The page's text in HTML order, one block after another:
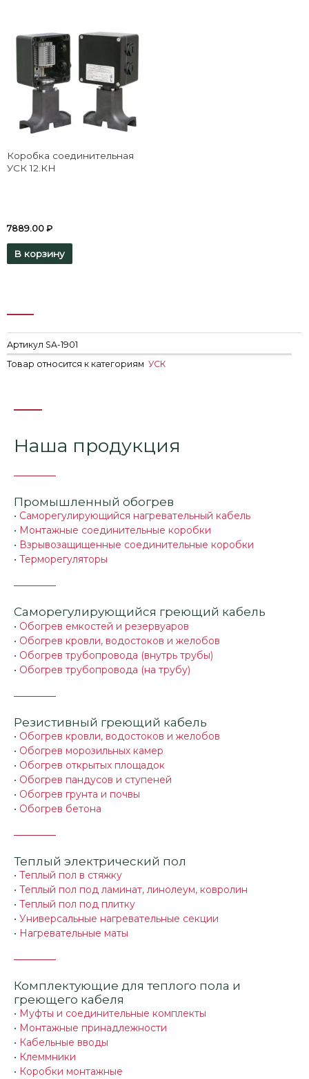
Коробка соединительная
УСК 12.КН
7889.00 ₽
В корзину
Артикул SA-1901
Товар относится к категориям УСК
Наша продукция
Промышленный обогрев
• Саморегулирующийся нагревательный кабель
• Монтажные соединительные коробки
• Взрывозащищенные соединительные коробки
• Терморегуляторы
Саморегулирующийся греющий кабель
• Обогрев емкостей и резервуаров
• Обогрев кровли, водостоков и желобов
• Обогрев трубопровода (внутрь трубы)
• Обогрев трубопровода (на трубу)
Резистивный греющий кабель
• Обогрев кровли, водостоков и желобов
• Обогрев морозильных камер
• Обогрев открытых площадок
• Обогрев пандусов и ступеней
• Обогрев грунта и почвы
• Обогрев бетона
Теплый электрический пол
• Теплый пол в стяжку
• Теплый пол под ламинат, линолеум, ковролин
• Теплый пол под плитку
• Универсальные нагревательные секции
• Нагревательные маты
Комплектующие для теплого пола и
греющего кабеля
• Муфты и соединительные комплекты
• Монтажные принадлежности
• Кабельные вводы
• Клеммники
• Коробки монтажные